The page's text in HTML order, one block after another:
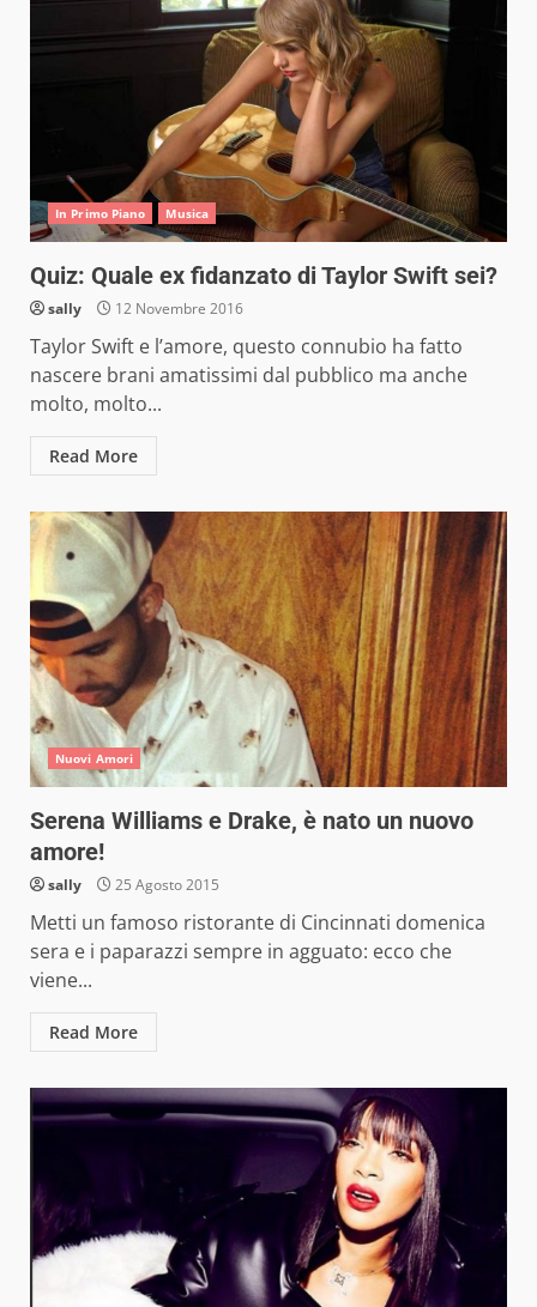
In Primo Piano Musica
Quiz: Quale ex fidanzato di Taylor Swift sei?
sally 12 Novembre 2016
Taylor Swift e l’amore, questo connubio ha fatto
nascere brani amatissimi dal pubblico ma anche
molto, molto...
Read More
Nuovi Amori
Serena Williams e Drake, è nato un nuovo
amore!
sally 25 Agosto 2015
Metti un famoso ristorante di Cincinnati domenica
sera e i paparazzi sempre in agguato: ecco che
viene...
Read More